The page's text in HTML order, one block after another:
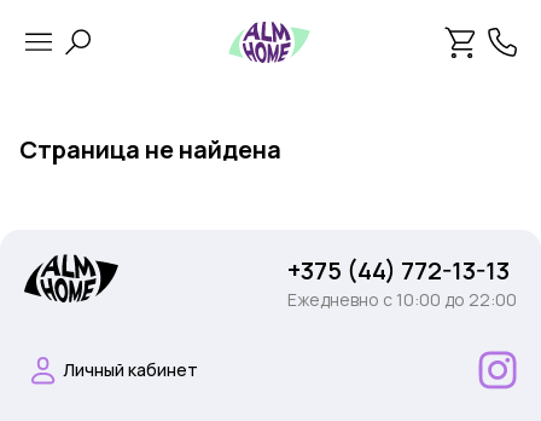
Страница не найдена
+375 (44) 772-13-13
Ежедневно c 10:00 до 22:00
Личный кабинет